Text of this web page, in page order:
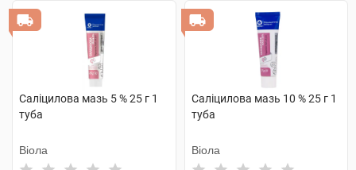
Саліцилова мазь 5 % 25 г 1
туба
Віола
Саліцилова мазь 10 % 25 г 1
туба
Віола